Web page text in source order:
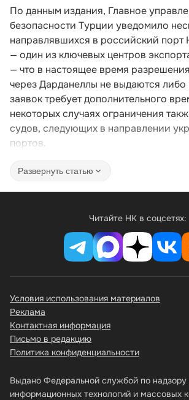
По данным издания, Главное
безопасности Турции уведомило
направлявшихся в российский
— один из ключевых центров
— что в настоящее время
через Дарданеллы не выдаются
заявок требует дополнительного
некоторых случаях ограничения
судов, следующих в направлении
портов.
Развернуть статью
Читайте НК в соцсетях:
Выдано Федеральной службой по надзору
информационных технологий и массовых
Условия использования материалов
Реклама
Контактная информация
Письмо в редакцию
Политика конфиденциальности